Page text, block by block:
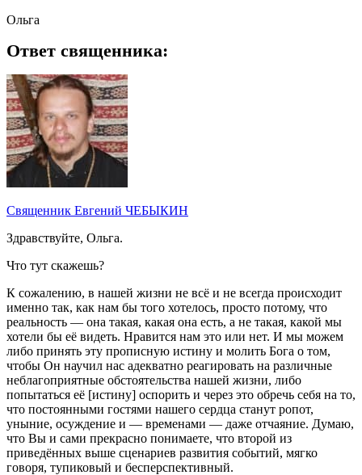
Ольга
Ответ священника:
Священник Евгений ЧЕБЫКИН
Здравствуйте, Ольга.
Что тут скажешь?
К сожалению, в нашей жизни не всё и не всегда происходит
именно так, как нам бы того хотелось, просто потому, что
реальность — она такая, какая она есть, а не такая, какой мы
хотели бы её видеть. Нравится нам это или нет. И мы можем
либо принять эту прописную истину и молить Бога о том,
чтобы Он научил нас адекватно реагировать на различные
неблагоприятные обстоятельства нашей жизни, либо
попытаться её [истину] оспорить и через это обречь себя на то,
что постоянными гостями нашего сердца станут ропот,
уныние, осуждение и — временами — даже отчаяние. Думаю,
что Вы и сами прекрасно понимаете, что второй из
приведённых выше сценариев развития событий, мягко
говоря, тупиковый и бесперспективный.